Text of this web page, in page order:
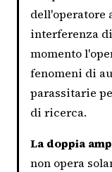
dell'operatore
interferenza
momento
fenomeni di
parassitarie
di ricerca.
La doppia
non opera